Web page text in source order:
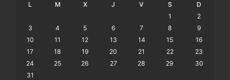
L M X J V S
D
1
2
3
4 5 6 7 8
9
10
11 12 13 14 15
16
17
18 19 20 21 22
23
24
25 26 27 28 29
30
31